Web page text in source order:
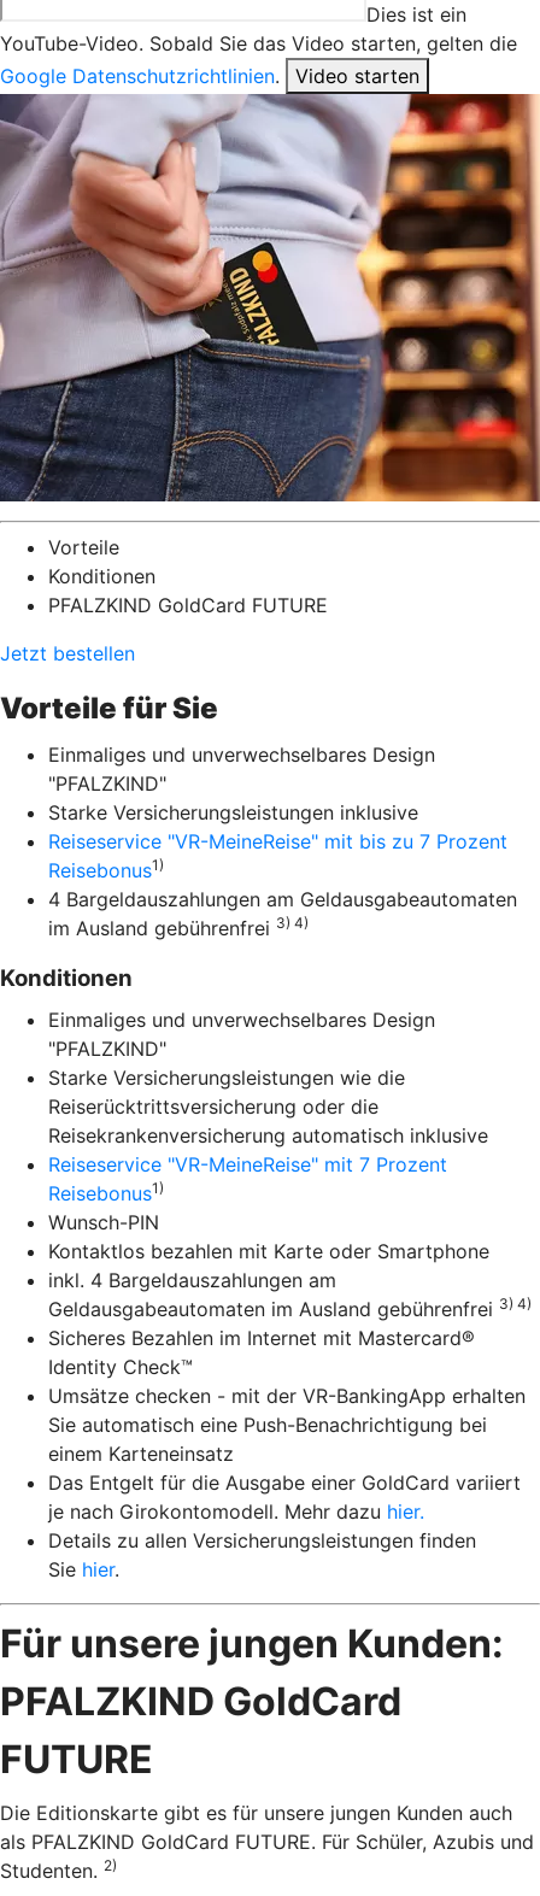
Dies ist ein
YouTube-Video. Sobald Sie das Video starten, gelten die
Google Datenschutzrichtlinien. Video starten
Vorteile
Konditionen
PFALZKIND GoldCard FUTURE
Jetzt bestellen
Vorteile für Sie
Einmaliges und unverwechselbares Design
"PFALZKIND"
Starke Versicherungsleistungen inklusive
Reiseservice "VR-MeineReise" mit bis zu 7 Prozent
Reisebonus1)
4 Bargeldauszahlungen am Geldausgabeautomaten
im Ausland gebührenfrei 3) 4)
Konditionen
Einmaliges und unverwechselbares Design
"PFALZKIND"
Starke Versicherungsleistungen wie die
Reiserücktrittsversicherung oder die
Reisekrankenversicherung automatisch inklusive
Reiseservice "VR-MeineReise" mit 7 Prozent
Reisebonus1)
Wunsch-PIN
Kontaktlos bezahlen mit Karte oder Smartphone
inkl. 4 Bargeldauszahlungen am
Geldausgabeautomaten im Ausland gebührenfrei 3) 4)
Sicheres Bezahlen im Internet mit Mastercard®
Identity Check™
Umsätze checken - mit der VR-BankingApp erhalten
Sie automatisch eine Push-Benachrichtigung bei
einem Karteneinsatz
Das Entgelt für die Ausgabe einer GoldCard variiert
je nach Girokontomodell. Mehr dazu hier.
Details zu allen Versicherungsleistungen finden
Sie hier.
Für unsere jungen Kunden:
PFALZKIND GoldCard
FUTURE
Die Editionskarte gibt es für unsere jungen Kunden auch
als PFALZKIND GoldCard FUTURE. Für Schüler, Azubis und
Studenten. 2)